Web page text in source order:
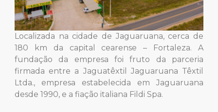
Localizada na cidade de Jaguaruana, cerca de
180 km da capital cearense – Fortaleza. A
fundação da empresa foi fruto da parceria
firmada entre a Jaguatêxtil Jaguaruana Têxtil
Ltda., empresa estabelecida em Jaguaruana
desde 1990, e a fiação italiana Fildi Spa.